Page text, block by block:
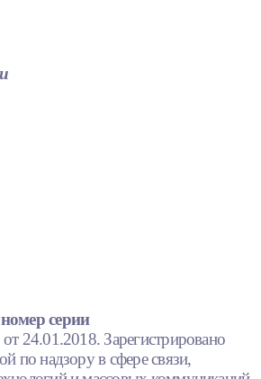
серии
24.01.2018. Зарегистрировано
по надзору в сфере связи,